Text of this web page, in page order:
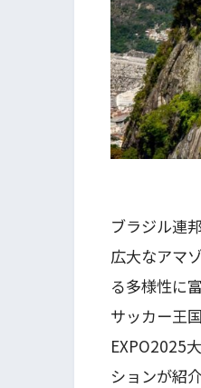
ブラジル連
広大なアマ
る多様性に
サッカー王
EXPO2025
ションが紹